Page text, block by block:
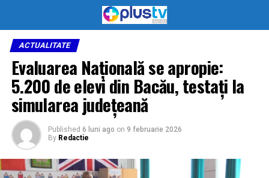
ACTUALITATE
Evaluarea Națională se apropie:
5.200 de elevi din Bacău, testați la
simularea județeană
Published 6 luni ago on 9 februarie 2026
By Redactie